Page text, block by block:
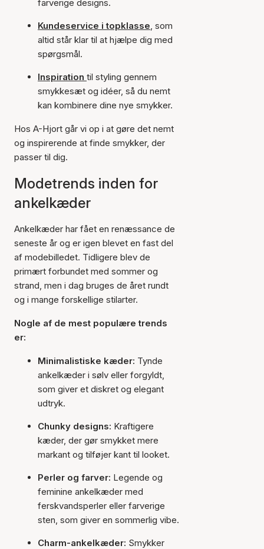
farverige designs.
Kundeservice i topklasse, som
altid står klar til at hjælpe dig med
spørgsmål.
Inspiration til styling gennem
smykkesæt og idéer, så du nemt
kan kombinere dine nye smykker.
Hos A-Hjort går vi op i at gøre det nemt
og inspirerende at finde smykker, der
passer til dig.
Modetrends inden for
ankelkæder
Ankelkæder har fået en renæssance de
seneste år og er igen blevet en fast del
af modebilledet. Tidligere blev de
primært forbundet med sommer og
strand, men i dag bruges de året rundt
og i mange forskellige stilarter.
Nogle af de mest populære trends
er:
Minimalistiske kæder: Tynde
ankelkæder i sølv eller forgyldt,
som giver et diskret og elegant
udtryk.
Chunky designs: Kraftigere
kæder, der gør smykket mere
markant og tilføjer kant til looket.
Perler og farver: Legende og
feminine ankelkæder med
ferskvandsperler eller farverige
sten, som giver en sommerlig vibe.
Charm-ankelkæder: Smykker